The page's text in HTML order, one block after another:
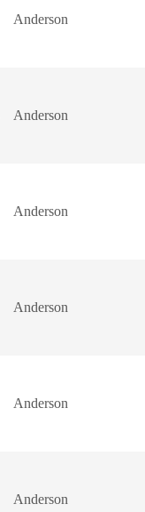
Anderson
Anderson
Anderson
Anderson
Anderson
Anderson